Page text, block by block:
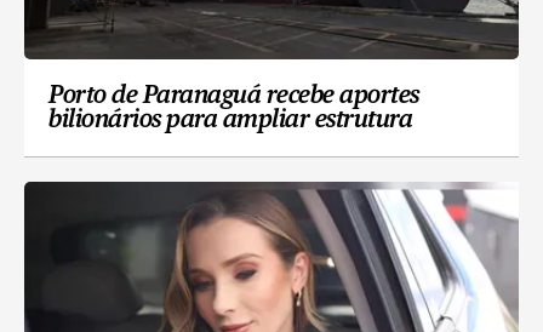
Porto de Paranaguá recebe aportes
bilionários para ampliar estrutura